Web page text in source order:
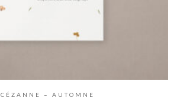
CÉZANNE – AUTOMNE